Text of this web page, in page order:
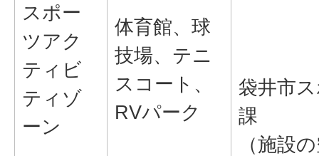
スポー
ツアク
ティビ
ティゾ
ーン
体育館、球
技場、テニ
スコート、
RVパーク
袋井市
課
（施設